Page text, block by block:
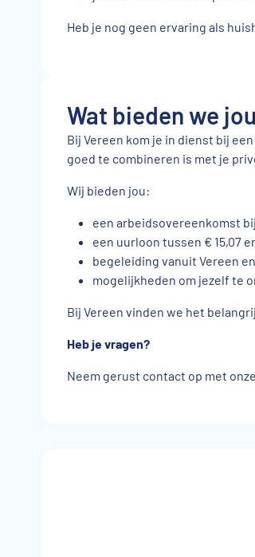
Heb je nog geen ervaring als
Wat bieden we
Bij Vereen kom je in dienst bij
goed te combineren is met je
Wij bieden jou:
een arbeidsovereenkomst
een uurloon tussen € 15,07
begeleiding vanuit Vereen
mogelijkheden om jezelf te
Bij Vereen vinden we het
Heb je vragen?
Neem gerust contact op met